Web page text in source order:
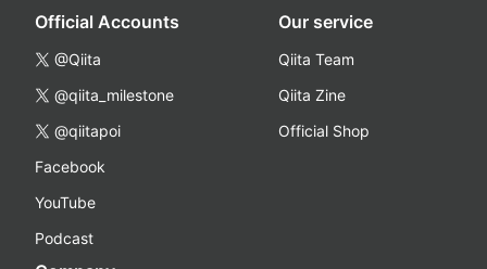
Official Accounts
@Qiita
@qiita_milestone
@qiitapoi
Facebook
YouTube
Podcast
Our service
Qiita Team
Qiita Zine
Official Shop